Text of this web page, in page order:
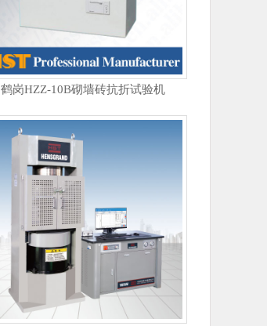
鹤岗HZZ-10B砌墙砖抗折试验机